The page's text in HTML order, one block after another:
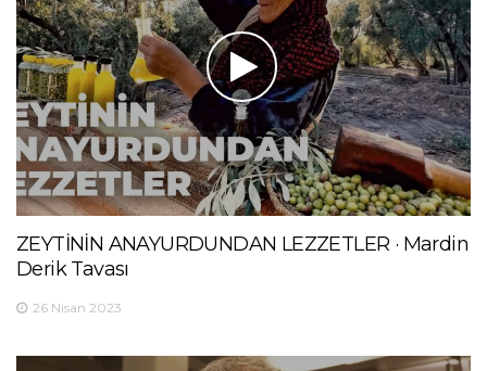
ZEYTİNİN ANAYURDUNDAN LEZZETLER · Mardin
Derik Tavası
26 Nisan 2023